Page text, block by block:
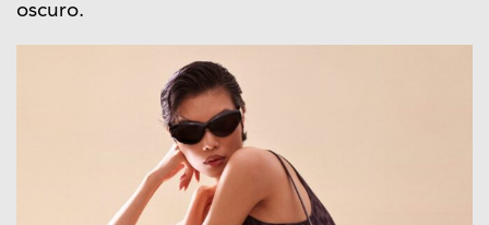
oscuro.